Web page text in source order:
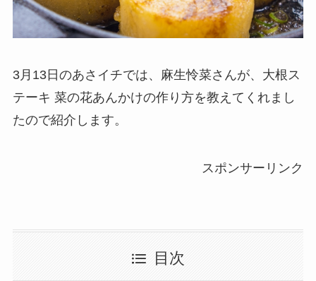
3月13日のあさイチでは、麻生怜菜さんが、大根ス
テーキ 菜の花あんかけの作り方を教えてくれまし
たので紹介します。
スポンサーリンク
目次